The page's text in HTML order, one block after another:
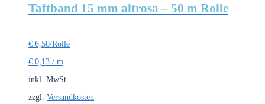
Taftband 15 mm altrosa – 50 m Rolle
€ 6,50/Rolle
€ 0,13 / m
inkl. MwSt.
zzgl. Versandkosten